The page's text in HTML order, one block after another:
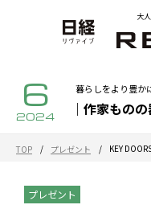
大
6
2024
暮らしをより豊か
｜作家もの
TOP / プレゼント / KEY
プレゼント